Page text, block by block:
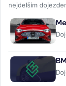
nejdelším